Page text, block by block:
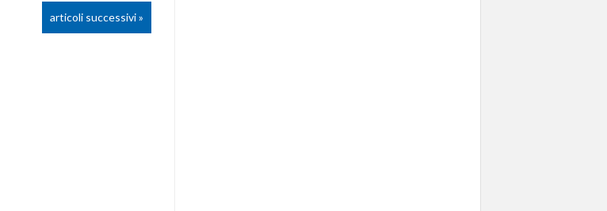
articoli successivi »